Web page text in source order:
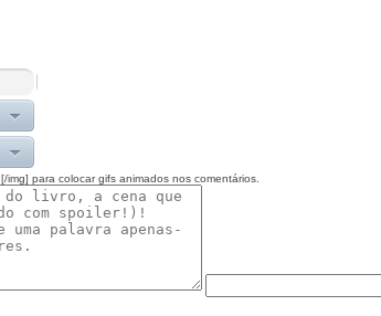
[/img] para colocar gifs animados nos comentários.